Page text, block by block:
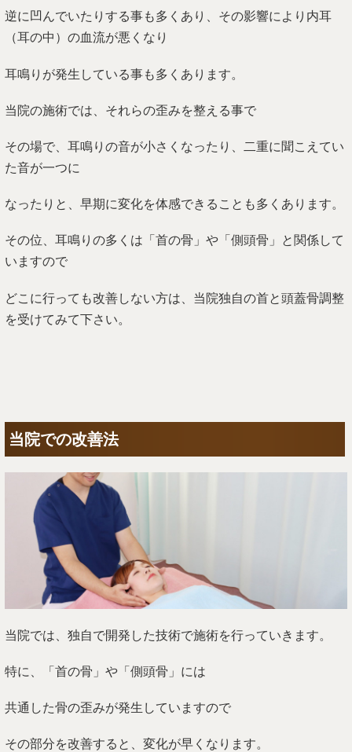
逆に凹んでいたりする事も多くあり、その影響により内耳
（耳の中）の血流が悪くなり
耳鳴りが発生している事も多くあります。
当院の施術では、それらの歪みを整える事で
その場で、耳鳴りの音が小さくなったり、二重に聞こえてい
た音が一つに
なったりと、早期に変化を体感できることも多くあります。
その位、耳鳴りの多くは「首の骨」や「側頭骨」と関係して
いますので
どこに行っても改善しない方は、当院独自の首と頭蓋骨調整
を受けてみて下さい。
当院での改善法
当院では、独自で開発した技術で施術を行っていきます。
特に、「首の骨」や「側頭骨」には
共通した骨の歪みが発生していますので
その部分を改善すると、変化が早くなります。